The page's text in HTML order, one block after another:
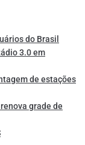
do Brasil
3.0 em
de estações
grade de